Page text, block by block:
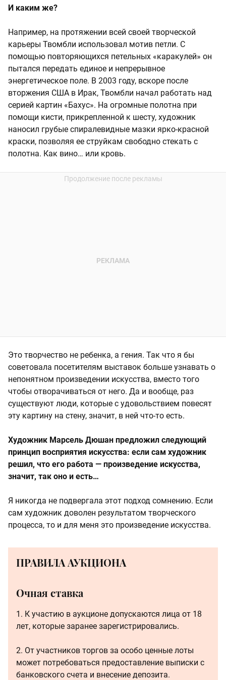
И каким же?
Например, на протяжении всей своей творческой
карьеры Твомбли использовал мотив петли. С
помощью повторяющихся петельных «каракулей» он
пытался передать единое и непрерывное
энергетическое поле. В 2003 году, вскоре после
вторжения США в Ирак, Твомбли начал работать над
серией картин «Бахус». На огромные полотна при
помощи кисти, прикрепленной к шесту, художник
наносил грубые спиралевидные мазки ярко-красной
краски, позволяя ее струйкам свободно стекать с
полотна. Как вино… или кровь.
Это творчество не ребенка, а гения. Так что я бы
советовала посетителям выставок больше узнавать о
непонятном произведении искусства, вместо того
чтобы отворачиваться от него. Да и вообще, раз
существуют люди, которые с удовольствием повесят
эту картину на стену, значит, в ней что-то есть.
Художник Марсель Дюшан предложил следующий
принцип восприятия искусства: если сам художник
решил, что его работа — произведение искусства,
значит, так оно и есть…
Я никогда не подвергала этот подход сомнению. Если
сам художник доволен результатом творческого
процесса, то и для меня это произведение искусства.
ПРАВИЛА АУКЦИОНА
Очная ставка
1. К участию в аукционе допускаются лица от 18
лет, которые заранее зарегистрировались.
2. От участников торгов за особо ценные лоты
может потребоваться предоставление выписки с
банковского счета и внесение депозита.